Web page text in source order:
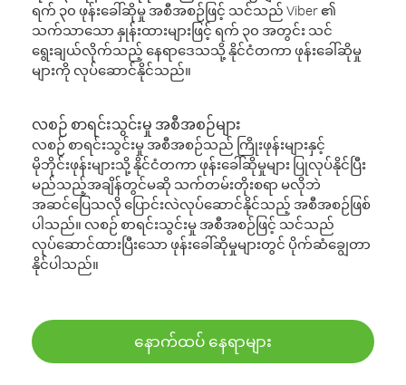
ရက် ၃၀ ဖုန်းခေါ်ဆိုမှု အစီအစဉ်ဖြင့် သင်သည် Viber ၏
သက်သာသော နှုန်းထားများဖြင့် ရက် ၃၀ အတွင်း သင်
ရွေးချယ်လိုက်သည့် နေရာဒေသသို့ နိုင်ငံတကာ ဖုန်းခေါ်ဆိုမှု
များကို လုပ်ဆောင်နိုင်သည်။
လစဉ် စာရင်းသွင်းမှု အစီအစဉ်များ
လစဉ် စာရင်းသွင်းမှု အစီအစဉ်သည် ကြိုးဖုန်းများနှင့်
မိုဘိုင်းဖုန်းများသို့ နိုင်ငံတကာ ဖုန်းခေါ်ဆိုမှုများ ပြုလုပ်နိုင်ပြီး
မည်သည့်အချိန်တွင်မဆို သက်တမ်းတိုးစရာ မလိုဘဲ
အဆင်ပြေသလို ပြောင်းလဲလုပ်ဆောင်နိုင်သည့် အစီအစဉ်ဖြစ်
ပါသည်။ လစဉ် စာရင်းသွင်းမှု အစီအစဉ်ဖြင့် သင်သည်
လုပ်ဆောင်ထားပြီးသော ဖုန်းခေါ်ဆိုမှုများတွင် ပိုက်ဆံချွေတာ
နိုင်ပါသည်။
နောက်ထပ် နေရာများ